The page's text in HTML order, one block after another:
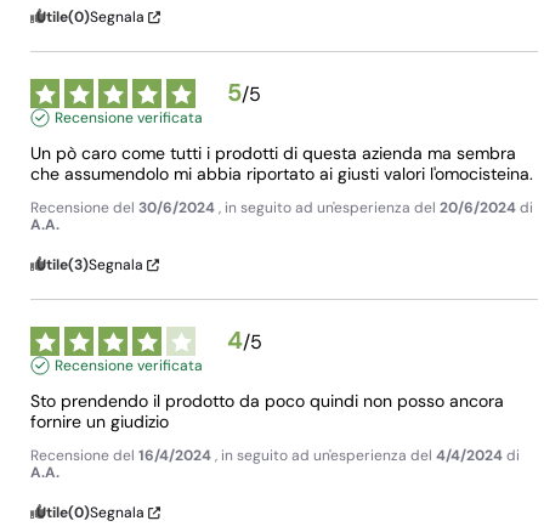
Utile(0)Segnala
5/5
Recensione verificata
Un pò caro come tutti i prodotti di questa azienda ma sembra
che assumendolo mi abbia riportato ai giusti valori l'omocisteina.
Recensione del 30/6/2024, in seguito ad un'esperienza del 20/6/2024di
A.A.
Utile(3)Segnala
4/5
Recensione verificata
Sto prendendo il prodotto da poco quindi non posso ancora
fornire un giudizio
Recensione del 16/4/2024, in seguito ad un'esperienza del 4/4/2024di
A.A.
Utile(0)Segnala